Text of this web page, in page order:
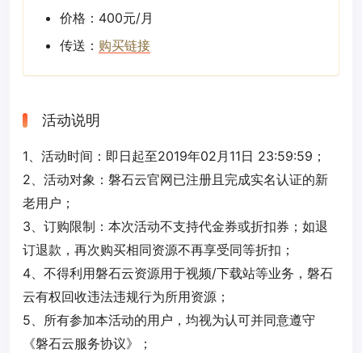
价格：400元/月
传送： 购买链接
活动说明
1、活动时间：即日起至2019年02月11日 23:59:59；
2、活动对象：磐石云官网已注册且完成实名认证的新
老用户；
3、订购限制：本次活动不支持代金券或折扣券；如退
订退款，再次购买相同资源不再享受同等折扣；
4、不得利用磐石云资源用于视频/下载站等业务，磐石
云有权回收违法违规行为所用资源；
5、所有参加本活动的用户，均视为认可并同意遵守
《磐石云服务协议》；